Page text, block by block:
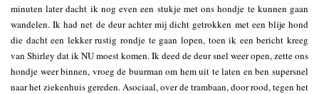
minuten later dacht ik nog even een stukje met ons hondje te kunnen gaan
wandelen. Ik had net de deur achter mij dicht getrokken met een blije hond
die dacht een lekker rustig rondje te gaan lopen, toen ik een bericht kreeg
van Shirley dat ik NU moest komen. Ik deed de deur snel weer open, zette ons
hondje weer binnen, vroeg de buurman om hem uit te laten en ben supersnel
naar het ziekenhuis gereden. Asociaal, over de trambaan, door rood, tegen het